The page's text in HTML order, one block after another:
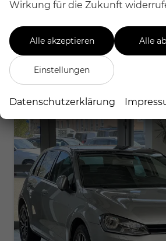
Wirkung für die Zukunft
Alle akzeptieren Alle
Einstellungen
Datenschutzerklärung